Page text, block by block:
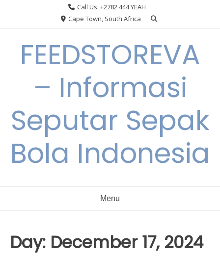
Call Us: +2782 444 YEAH
Cape Town, South Africa
FEEDSTOREVA
– Informasi
Seputar Sepak
Bola Indonesia
Menu
Day: December 17, 2024